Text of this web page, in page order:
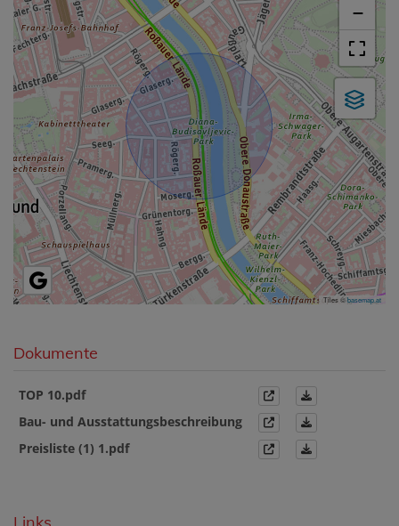
−
Tiles ©basemap.at
Dokumente
TOP 10.pdf
Bau- und Ausstattungsbeschreibung
Preisliste (1) 1.pdf
Links